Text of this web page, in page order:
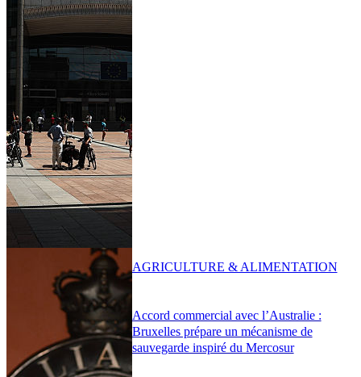
Accord commercial avec l’Australie :
Bruxelles prépare un mécanisme de
sauvegarde inspiré du Mercosur
AGRICULTURE & ALIMENTATION